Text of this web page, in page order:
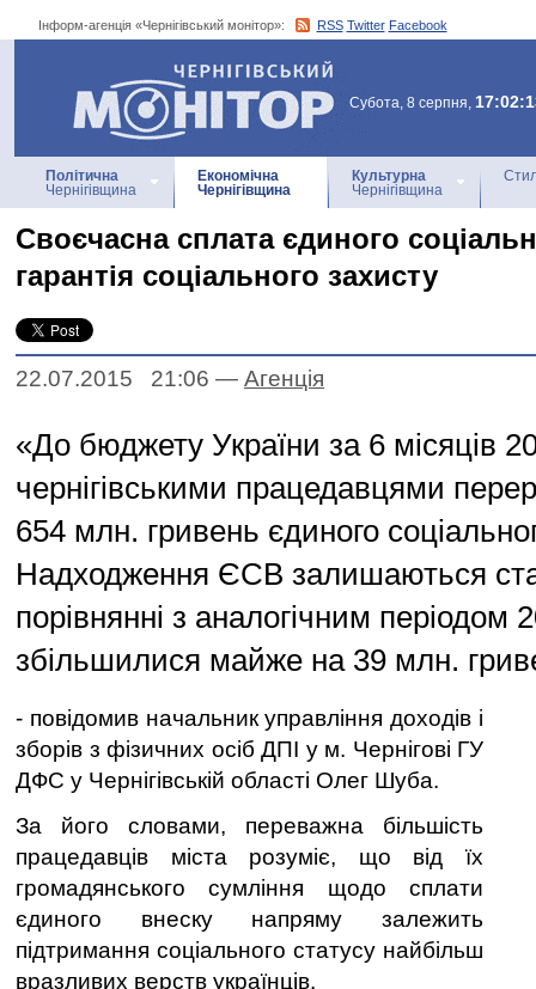
Інформ-агенція «Чернігівський монітор»: RSS Twitter Facebook
Інформ-агенція
«Чернігівський монітор»
Субота, 8 серпня,
Політична
Чернігівщина
Економічна
Чернігівщина
Культурна
Чернігівщина
Своєчасна сплата єдиного
гарантія соціального захисту
22.07.2015 21:06 — Агенцiя
«До бюджету України за 6 місяців
чернігівськими працедавцями
654 млн. гривень єдиного
Надходження ЄСВ залишаються
порівнянні з аналогічним періодом
збільшилися майже на 39 млн.
- повідомив начальник управління доходів і
зборів з фізичних осіб ДПІ у м. Чернігові ГУ
ДФС у Чернігівській області Олег Шуба.
За його словами, переважна більшість
працедавців міста розуміє, що від їх
громадянського сумління щодо сплати
єдиного внеску напряму залежить
підтримання соціального статусу найбільш
вразливих верств українців.